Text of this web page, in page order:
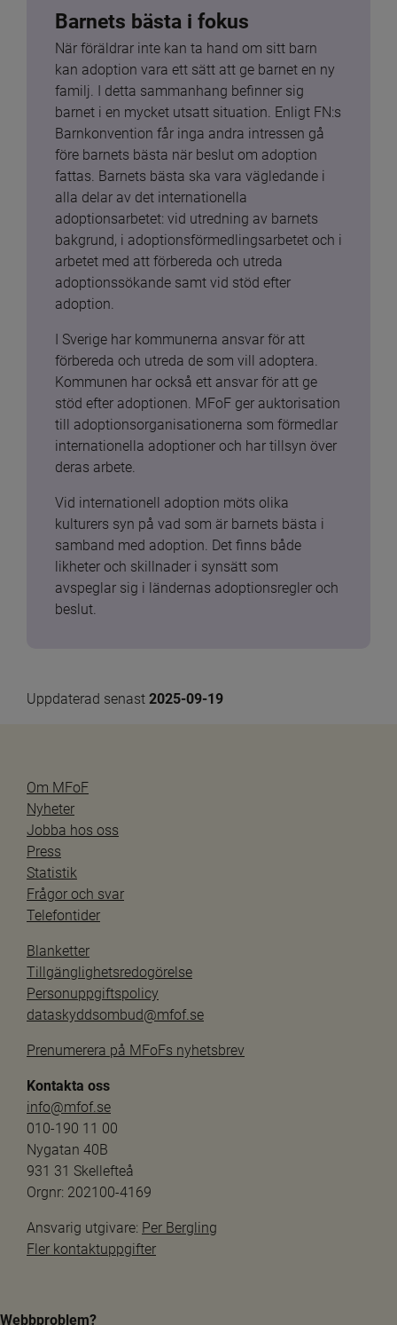
Barnets bästa i fokus
När föräldrar inte kan ta hand om sitt barn
kan adoption vara ett sätt att ge barnet en ny
familj. I detta sammanhang befinner sig
barnet i en mycket utsatt situation. Enligt FN:s
Barnkonvention får inga andra intressen gå
före barnets bästa när beslut om adoption
fattas. Barnets bästa ska vara vägledande i
alla delar av det internationella
adoptionsarbetet: vid utredning av barnets
bakgrund, i adoptionsförmedlingsarbetet och i
arbetet med att förbereda och utreda
adoptionssökande samt vid stöd efter
adoption.
I Sverige har kommunerna ansvar för att
förbereda och utreda de som vill adoptera.
Kommunen har också ett ansvar för att ge
stöd efter adoptionen. MFoF ger auktorisation
till adoptionsorganisationerna som förmedlar
internationella adoptioner och har tillsyn över
deras arbete.
Vid internationell adoption möts olika
kulturers syn på vad som är barnets bästa i
samband med adoption. Det finns både
likheter och skillnader i synsätt som
avspeglar sig i ländernas adoptionsregler och
beslut.
Uppdaterad senast 2025-09-19
Om MFoF
Nyheter
Jobba hos oss
Press
Statistik
Frågor och svar
Telefontider
Blanketter
Tillgänglighetsredogörelse
Personuppgiftspolicy
dataskyddsombud@mfof.se
Prenumerera på MFoFs nyhetsbrev
Kontakta oss
info@mfof.se
010-190 11 00
Nygatan 40B
931 31 Skellefteå
Orgnr: 202100-4169
Ansvarig utgivare: Per Bergling
Fler kontaktuppgifter
Webbproblem?